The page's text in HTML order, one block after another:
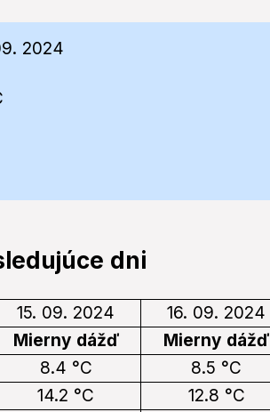
2024
dni
15. 09. 2024 16. 09. 2024
Mierny dážď Mierny dážď
8.4 °C 8.5 °C
14.2 °C 12.8 °C